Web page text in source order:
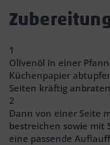
1
Olivenöl in einer
Küchenpapier
Seiten kräftig
2
Dann von einer Seite
bestreichen sowie mit
eine passende